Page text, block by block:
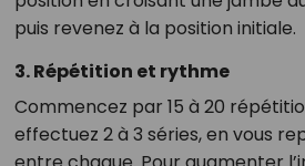
puis revenez à la position initiale.
3.Répétition et rythme
Commencez par 15 à 20
effectuez 2 à 3 séries, en vous